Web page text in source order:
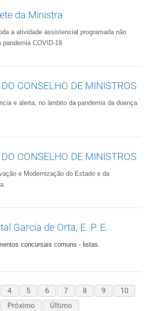
da Ministra
a atividade assistencial programada não
pandemia COVID-19.
CONSELHO DE MINISTROS
e alerta, no âmbito da pandemia da doença
CONSELHO DE MINISTROS
e Modernização do Estado e da
Garcia de Orta, E. P. E.
concursais comuns - listas.
4 5 6 7 8 9
10
Próximo
Último